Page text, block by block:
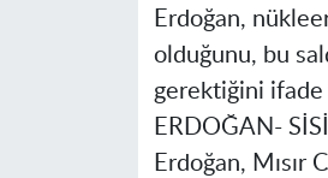
Erdoğan,
olduğunu, bu
gerektiğini
ERDOĞAN-
Erdoğan, Mısır